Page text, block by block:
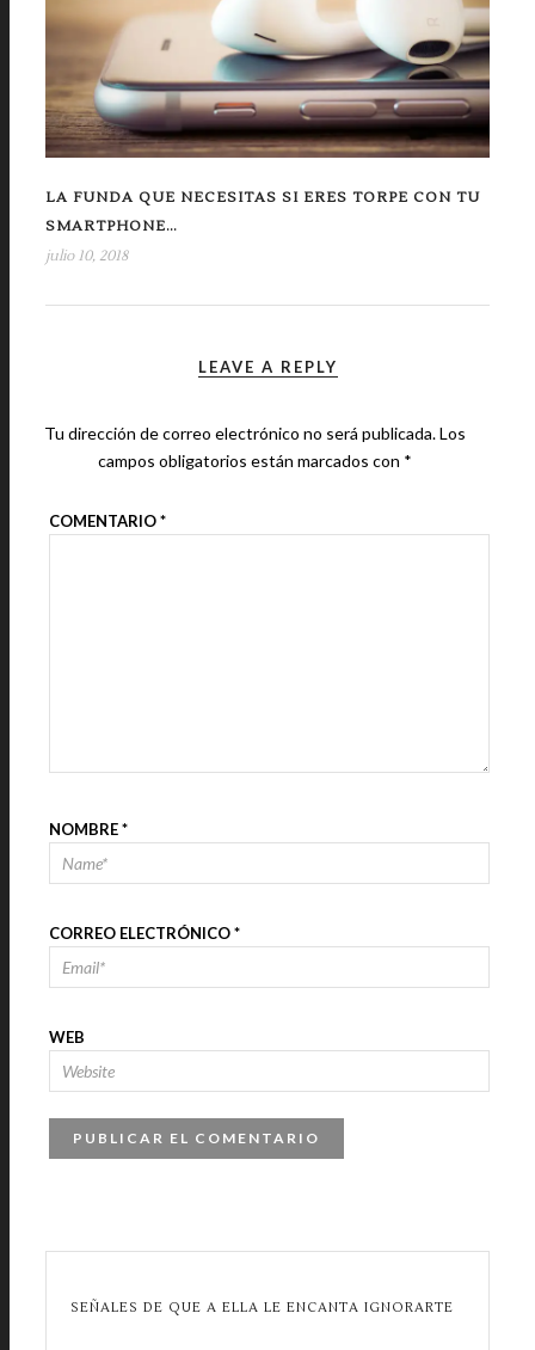
LA FUNDA QUE NECESITAS SI ERES TORPE CON TU
SMARTPHONE…
julio 10, 2018
LEAVE A REPLY
Tu dirección de correo electrónico no será publicada.Los
campos obligatorios están marcados con *
COMENTARIO*
NOMBRE*
CORREO ELECTRÓNICO*
WEB
SEÑALES DE QUE A ELLA LE ENCANTA IGNORARTE